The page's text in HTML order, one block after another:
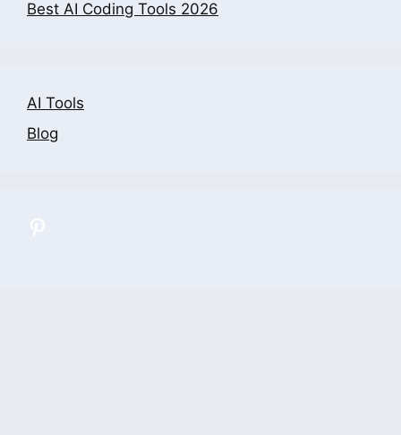
Best AI Coding Tools 2026
AI Tools
Blog